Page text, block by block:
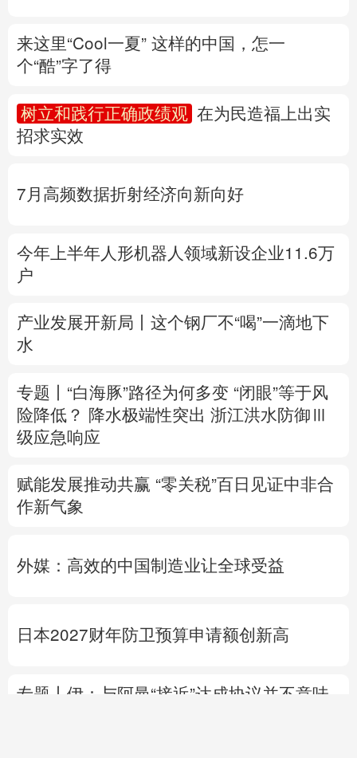
多语种频道
English Español Français عربى
Deutsch Português
来这里“Cool一夏” 这样的中国，怎一
个“酷”字了得
树立和践行正确政绩观
在为民造福上出实
招求实效
7月高频数据折射经济向新向好
今年上半年人形机器人领域新设企业11.6万
户
产业发展开新局丨 这个钢厂不“喝”一滴地下
水
专题丨 “白海豚”路径为何多变 “闭眼”等于风
险降低？
降水极端性突出 浙江洪水防御Ⅲ
级应急响应
赋能发展推动共赢 “零关税”百日见证中非合
作新气象
外媒：高效的中国制造业让全球受益
日本2027财年防卫预算申请额创新高
专题丨 伊：与阿曼“接近”达成协议并不意味